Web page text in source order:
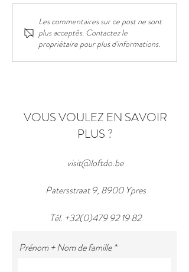
Newsletter pour les visiteurs
de Tourisme Ypres ... WIN
WIN WIN ... un beau vélo !
Les commentaires sur ce post ne sont
plus acceptés. Contactez le
propriétaire pour plus d'informations.
VOUS VOULEZ EN SAVOIR
PLUS ?
visit@loftdo.be
Patersstraat 9, 8900 Ypres
Tél. +32(0)479 92 19 82
Prénom + Nom de famille